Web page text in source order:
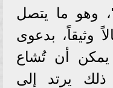
وهو ما يتصل
وثيقاً، بدعوى
يمكن أن تُشاع
يرتد إلى